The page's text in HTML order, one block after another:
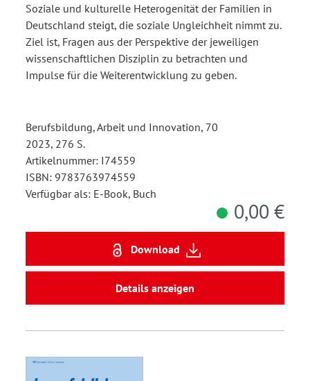
Soziale und kulturelle Heterogenität der Familien in
Deutschland steigt, die soziale Ungleichheit nimmt zu.
Ziel ist, Fragen aus der Perspektive der jeweiligen
wissenschaftlichen Disziplin zu betrachten und
Impulse für die Weiterentwicklung zu geben.
Berufsbildung, Arbeit und Innovation, 70
2023, 276 S.
Artikelnummer: I74559
ISBN: 9783763974559
Verfügbar als: E-Book, Buch
0,00 €
Download
Details anzeigen